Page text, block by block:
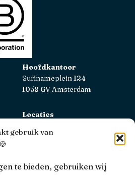
gebruik van
te bieden, gebruiken wij
Hoofdkantoor
Surinameplein 124
1058 GV Amsterdam
Locaties
bij de AFM.